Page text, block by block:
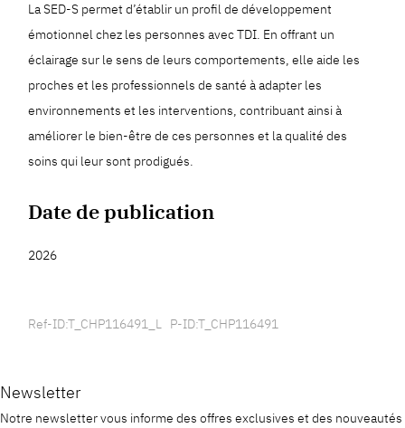
La SED-S permet d’établir un profil de développement
émotionnel chez les personnes avec TDI. En offrant un
éclairage sur le sens de leurs comportements, elle aide les
proches et les professionnels de santé à adapter les
environnements et les interventions, contribuant ainsi à
améliorer le bien-être de ces personnes et la qualité des
soins qui leur sont prodigués.
Date de publication
2026
Ref-ID:T_CHP116491_L P-ID:T_CHP116491
Newsletter
Notre newsletter vous informe des offres exclusives et des nouveautés